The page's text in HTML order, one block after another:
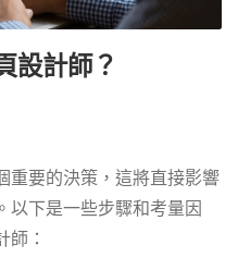
設計師？
重要的決策，這將直接影響
以下是一些步驟和考量因
：